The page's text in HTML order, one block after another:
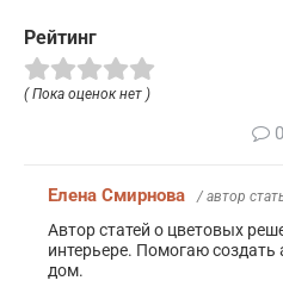
Рейтинг
( Пока оценок нет )
0
Елена Смирнова / автор
Автор статей о цветовых
интерьере. Помогаю
дом.